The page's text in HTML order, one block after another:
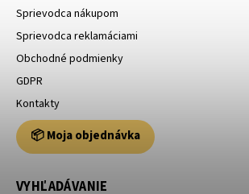
Sprievodca nákupom
Sprievodca reklamáciami
Obchodné podmienky
GDPR
Kontakty
📦 Moja objednávka
VYHĽADÁVANIE